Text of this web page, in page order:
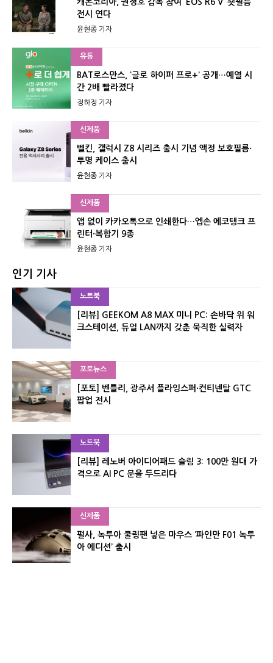
전시 연다
윤현종 기자
유통
BAT로스만스, ‘글로 하이퍼 프로+’ 공개…예열 시
간 2배 빨라졌다
정하정 기자
신제품
벨킨, 갤럭시 Z8 시리즈 출시 기념 액정 보호필름·
투명 케이스 출시
윤현종 기자
신제품
앱 없이 카카오톡으로 인쇄한다…엡손 에코탱크 프
린터·복합기 9종
윤현종 기자
인기 기사
노트북
[리뷰] GEEKOM A8 MAX 미니 PC: 손바닥 위 워
크스테이션, 듀얼 LAN까지 갖춘 묵직한 실력자
포토뉴스
[포토] 벤틀리, 광주서 플라잉스퍼·컨티넨탈 GTC
팝업 전시
노트북
[리뷰] 레노버 아이디어패드 슬림 3: 100만 원대 가
격으로 AI PC 문을 두드리다
신제품
펄사, 녹투아 쿨링팬 넣은 마우스 ‘파인만 F01 녹투
아 에디션’ 출시